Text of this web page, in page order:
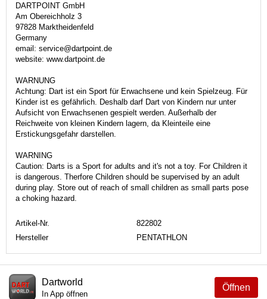
DARTPOINT GmbH
Am Obereichholz 3
97828 Marktheidenfeld
Germany
email: service@dartpoint.de
website: www.dartpoint.de
WARNUNG
Achtung: Dart ist ein Sport für Erwachsene und kein Spielzeug. Für
Kinder ist es gefährlich. Deshalb darf Dart von Kindern nur unter
Aufsicht von Erwachsenen gespielt werden. Außerhalb der
Reichweite von kleinen Kindern lagern, da Kleinteile eine
Erstickungsgefahr darstellen.
WARNING
Caution: Darts is a Sport for adults and it's not a toy. For Children it
is dangerous. Therfore Children should be supervised by an adult
during play. Store out of reach of small children as small parts pose
a choking hazard.
Artikel-Nr.
822802
Hersteller
PENTATHLON
Öffnen
Dartworld
In App öffnen